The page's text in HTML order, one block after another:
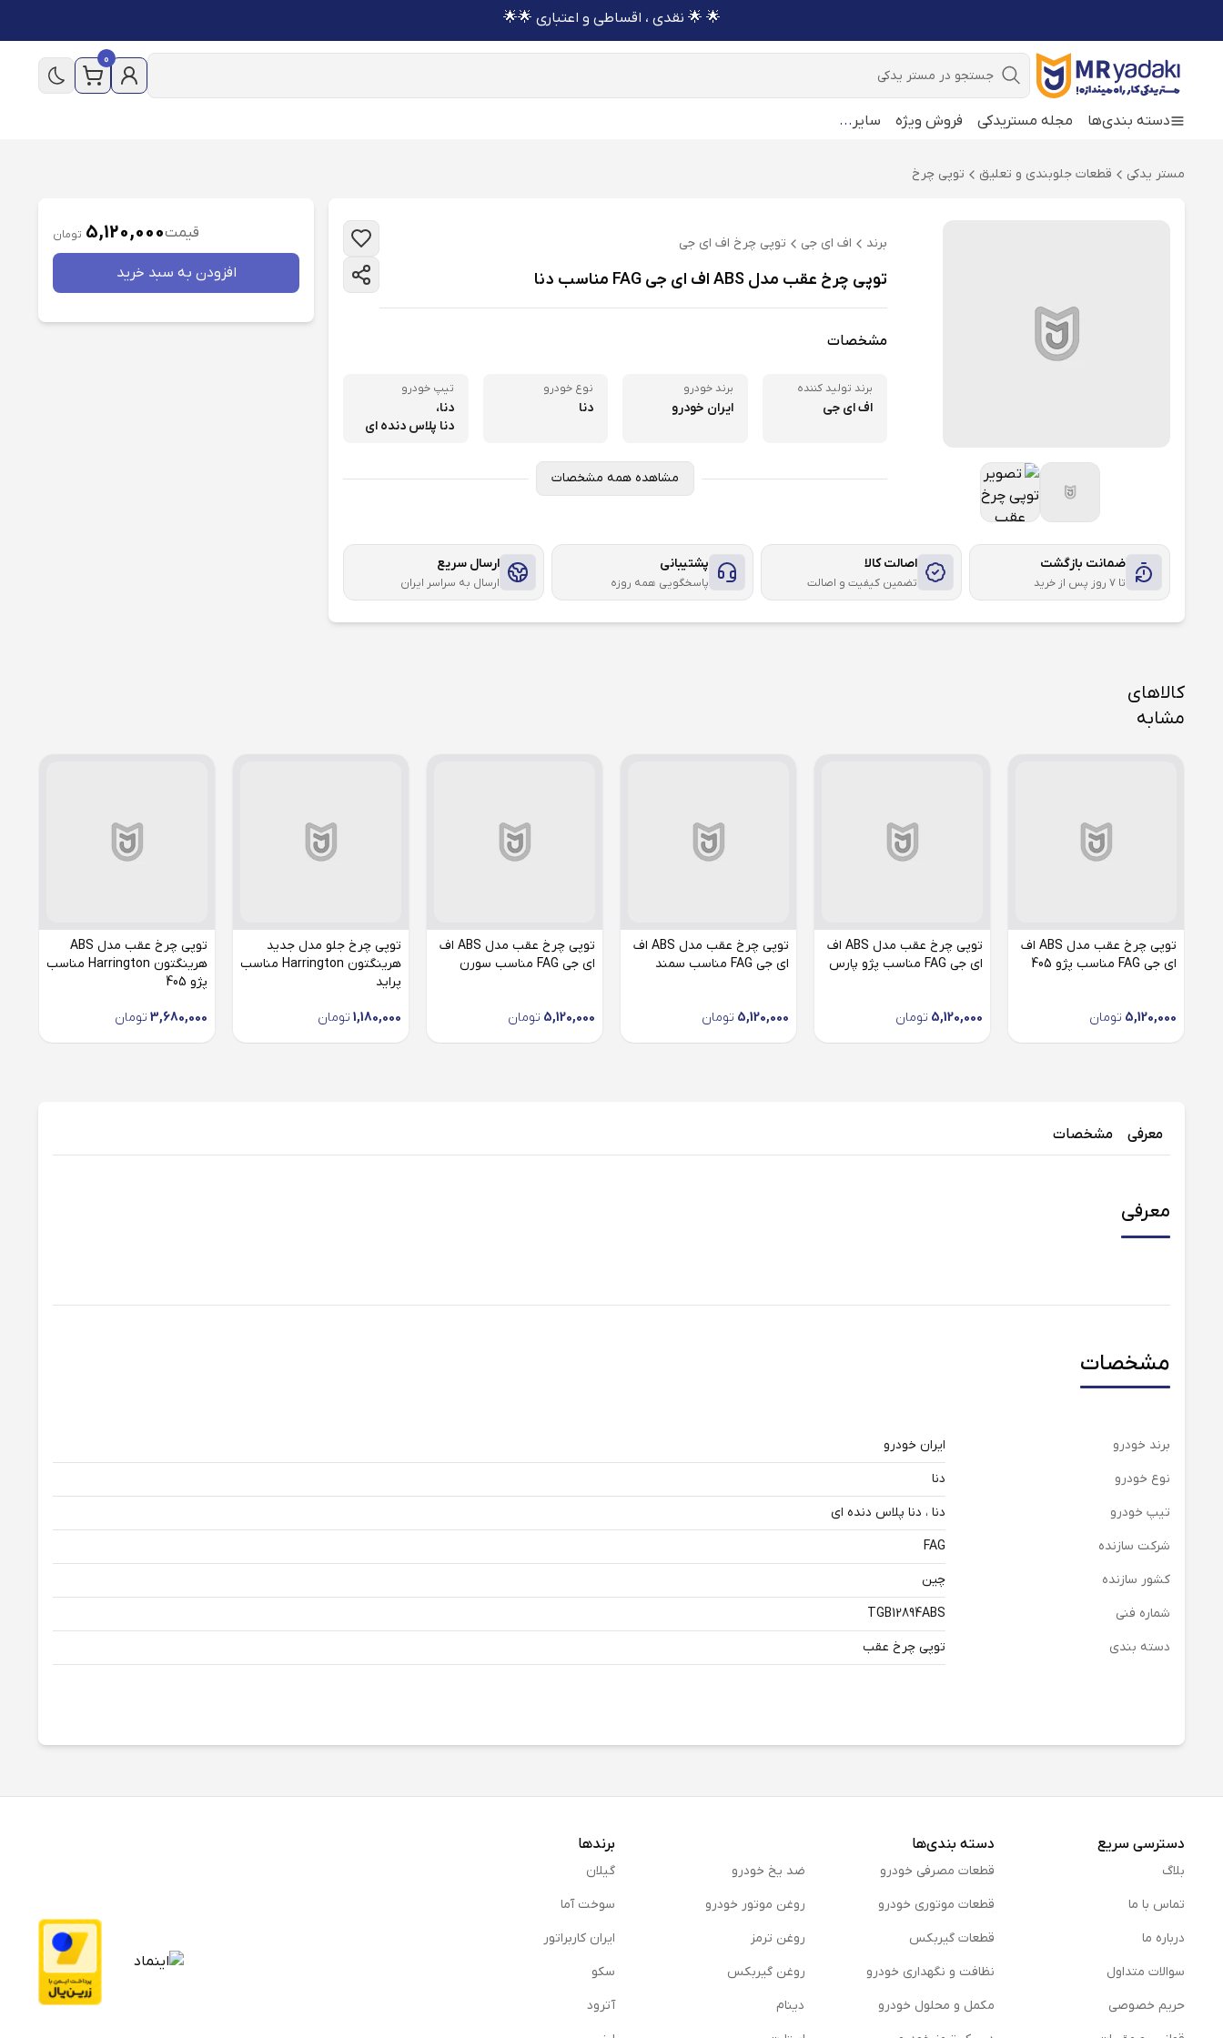
🌟 🌟 نقدی ، اقساطی و اعتباری 🌟🌟
جستجو
0
دسته بندی‌ها مجله مستریدکی فروش ویژه سایر ...
مستر یدکی قطعات جلوبندی و تعلیق توپی چرخ
برند اف ای جی توپی چرخ اف ای جی
توپی چرخ عقب مدل ABS اف ای جی FAG مناسب دنا
مشخصات
برند تولید کننده
اف ای جی
برند خودرو
ایران خودرو
نوع خودرو
دنا
تیپ خودرو
دنا،
دنا پلاس دنده ای
مشاهده همه مشخصات
ضمانت بازگشت
تا ۷ روز پس از خرید
اصالت کالا
تضمین کیفیت و اصالت
پشتیبانی
پاسخگویی همه روزه
ارسال سریع
ارسال به سراسر ایران
قیمت5,120,000 تومان
افزودن به سبد خريد
کالاهای
مشابه
توپی چرخ عقب مدل ABS اف
ای جی FAG مناسب پژو 405
5,120,000 تومان
توپی چرخ عقب مدل ABS اف
ای جی FAG مناسب پژو پارس
5,120,000 تومان
توپی چرخ عقب مدل ABS اف
ای جی FAG مناسب سمند
5,120,000 تومان
توپی چرخ عقب مدل ABS اف
ای جی FAG مناسب سورن
5,120,000 تومان
توپی چرخ جلو مدل جدید
هرینگتون Harrington مناسب
پراید
1,180,000 تومان
توپی چرخ عقب مدل ABS
هرینگتون Harrington مناسب
پژو 405
3,680,000 تومان
معرفی مشخصات
معرفی
مشخصات
برند خودرو
ایران خودرو
نوع خودرو
دنا
تیپ خودرو
دنا ، دنا پلاس دنده ای
شرکت سازنده
FAG
کشور سازنده
چین
شماره فنی
TGB12894ABS
دسته بندی
توپی چرخ عقب
دسترسی سریع
بلاگ
تماس با ما
درباره ما
سوالات متداول
حریم خصوصی
دسته بندی‌ها
قطعات مصرفی خودرو
قطعات موتوری خودرو
قطعات گیربکس
نظافت و نگهداری خودرو
مكمل و محلول خودرو
ضد یخ خودرو
روغن موتور خودرو
روغن ترمز
روغن گیربكس
دینام
برندها
گیلان
سوخت آما
ایران کاربراتور
سکو
آترود